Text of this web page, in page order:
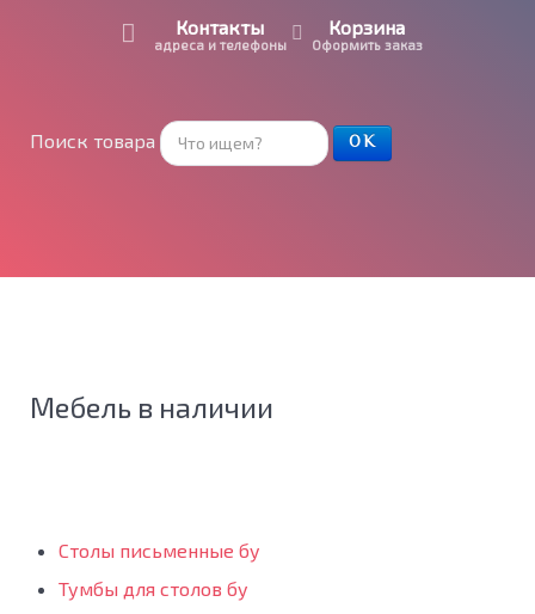
Контакты
адреса и телефоны
Корзина
Оформить заказ
Поиск товара ОК
Мебель в наличии
Столы письменные бу
Тумбы для столов бу